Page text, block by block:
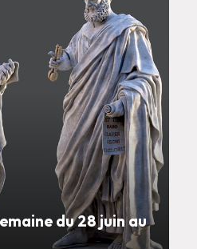
du 28 juin au